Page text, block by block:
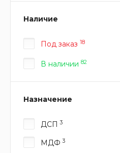
Наличие
Под заказ 18
В наличии 82
Назначение
ДСП3
МДФ3